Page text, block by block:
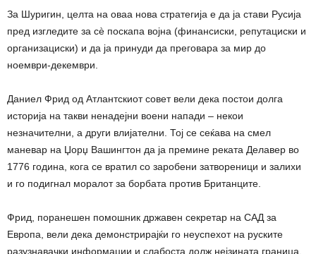
За Шуригин, целта на оваа нова стратегија е да ја стави Русија
пред изгледите за сè поскапа војна (финансиски, репутациски и
организациски) и да ја принуди да преговара за мир до
ноември-декември.
Даниел Фрид од Атлантскиот совет вели дека постои долга
историја на такви ненадејни воени напади – некои
незначителни, а други влијателни. Тој се сеќава на смел
маневар на Џорџ Вашингтон да ја премине реката Делавер во
1776 година, кога се вратил со заробени затвореници и залихи
и го подигнал моралот за борбата против Британците.
Фрид, поранешен помошник државен секретар на САД за
Европа, вели дека демонстрирајќи го неуспехот на руските
разузнавачки информации и слабоста долж нејзината граница,